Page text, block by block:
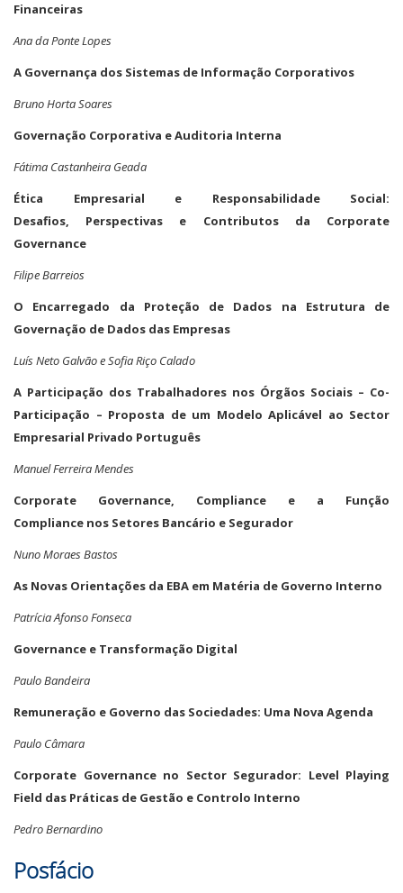
Financeiras
Ana da Ponte Lopes
A Governança dos Sistemas de Informação Corporativos
Bruno Horta Soares
Governação Corporativa e Auditoria Interna
Fátima Castanheira Geada
Ética Empresarial e Responsabilidade Social:
Desafios, Perspectivas e Contributos da Corporate
Governance
Filipe Barreios
O Encarregado da Proteção de Dados na Estrutura de
Governação de Dados das Empresas
Luís Neto Galvão e Sofia Riço Calado
A Participação dos Trabalhadores nos Órgãos Sociais – Co-
Participação – Proposta de um Modelo Aplicável ao Sector
Empresarial Privado Português
Manuel Ferreira Mendes
Corporate Governance, Compliance e a Função
Compliance nos Setores Bancário e Segurador
Nuno Moraes Bastos
As Novas Orientações da EBA em Matéria de Governo Interno
Patrícia Afonso Fonseca
Governance e Transformação Digital
Paulo Bandeira
Remuneração e Governo das Sociedades: Uma Nova Agenda
Paulo Câmara
Corporate Governance no Sector Segurador: Level Playing
Field das Práticas de Gestão e Controlo Interno
Pedro Bernardino
Posfácio